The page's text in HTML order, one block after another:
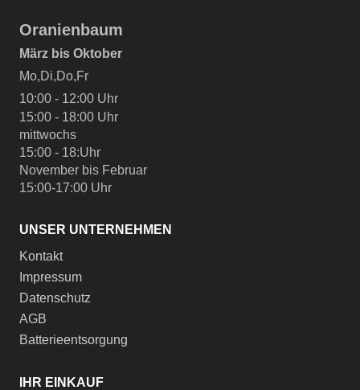
Oranienbaum
März bis Oktober
Mo,Di,Do,Fr
10:00 - 12:00 Uhr
15:00 - 18:00 Uhr
mittwochs
15:00 - 18:Uhr
November bis Februar
15:00-17:00 Uhr
UNSER UNTERNEHMEN
Kontakt
Impressum
Datenschutz
AGB
Batterieentsorgung
IHR EINKAUF